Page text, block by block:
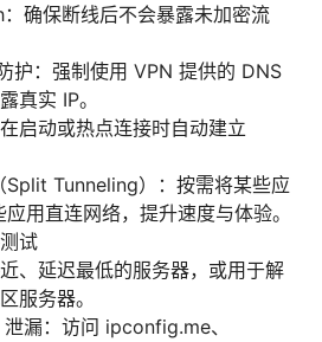
确保断线后不会暴露未加密流
护：强制使用 VPN 提供的 DNS
真实 IP。
启动或热点连接时自动建立
Split Tunneling）：按需将某些应
用直连网络，提升速度与体验。
试
、延迟最低的服务器，或用于解
服务器。
漏：访问 ipconfig.me、